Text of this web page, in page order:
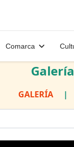
Comarca
GALERÍA |